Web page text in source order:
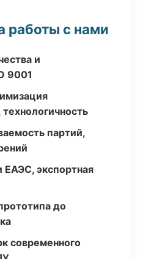
работы с нами
и
9001
партий,
ЕАЭС, экспортная
до
современного